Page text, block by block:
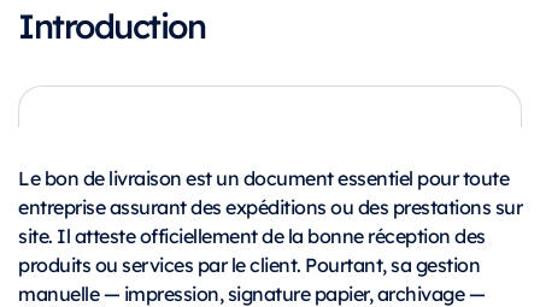
Introduction
Le bon de livraison est un document essentiel pour toute
entreprise assurant des expéditions ou des prestations sur
site. Il atteste officiellement de la bonne réception des
produits ou services par le client. Pourtant, sa gestion
manuelle — impression, signature papier, archivage —